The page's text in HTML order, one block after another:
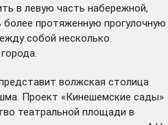
в левую часть набережной,
протяженную прогулочную
собой несколько
волжская столица
Проект «Кинешемские сады»
театральной площади в